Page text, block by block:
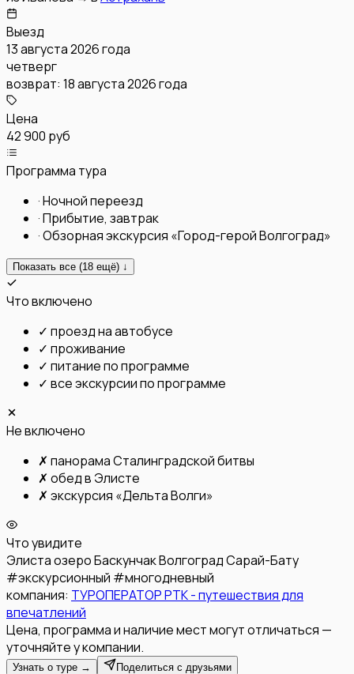
Выезд
13 августа 2026 года
четверг
возврат: 18 августа 2026 года
Цена
42 900 руб
Программа тура
·Ночной переезд
·Прибытие, завтрак
·Обзорная экскурсия «Город-герой Волгоград»
Показать все (18 ещё) ↓
Что включено
✓ проезд на автобусе
✓ проживание
✓ питание по программе
✓ все экскурсии по программе
Не включено
✗ панорама Сталинградской битвы
✗ обед в Элисте
✗ экскурсия «Дельта Волги»
Что увидите
Элистаозеро БаскунчакВолгоградСарай-Бату
#экскурсионный #многодневный
компания: ТУРОПЕРАТОР РТК - путешествия для
впечатлений
Цена, программа и наличие мест могут отличаться —
уточняйте у компании.
Узнать о туре → Поделиться с друзьями